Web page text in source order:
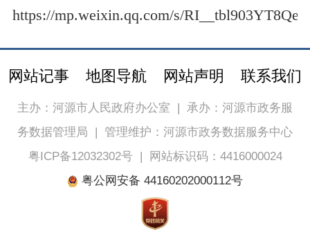
https://mp.weixin.qq.com/s/
网站记事 地图导航 网站声明 联系我们
主办：河源市人民政府办公室 | 承办：河源市政务服
务数据管理局 | 管理维护：河源市政务数据服务中心
粤ICP备12032302号|
网站标识码：4416000024
粤公网安备 44160202000112号